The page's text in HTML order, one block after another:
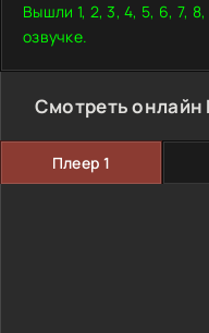
Вышли 1, 2, 3, 4, 5, 6, 7,
озвучке.
Смотреть онлайн
Плеер 1